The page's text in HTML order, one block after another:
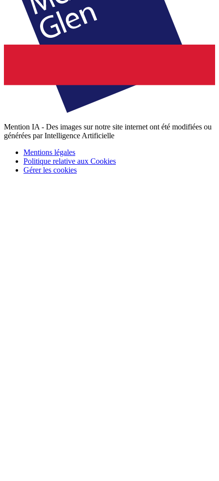
Mention IA - Des images sur notre site internet ont été modifiées ou
générées par Intelligence Artificielle
Mentions légales
Politique relative aux Cookies
Gérer les cookies